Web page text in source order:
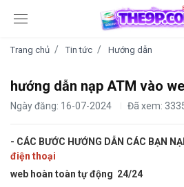
Trang chủ Tin tức Hướng dẫn
hướng dẫn nạp ATM vào
Ngày đăng: 16-07-2024 Đã xem:
- CÁC BƯỚC HƯỚNG DẪN CÁC BẠN
điện thoại
web hoàn toàn tự động 24/24